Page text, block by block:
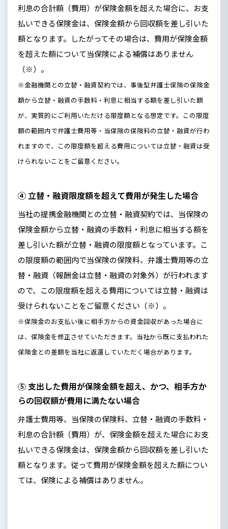
利息の合計額（費用）が保険金額を超えた場合に、お支
払いできる保険金は、保険金額から回収額を差し引いた
額となります。したがってその場合は、費用が保険金額
を超えた額について当保険による補償はありません
（※）。
※金融機関との立替・融資契約では、事後型弁護士保険の保険金
額から立替・融資の手数料・利息に相当する額を差し引いた額
が、実質的にご利用いただける限度額となる想定です。この限度
額の範囲内で弁護士費用等・当保険の保険料の立替・融資が行わ
れますので、この限度額を超える費用については立替・融資は受
けられないことをご留意ください。
④ 立替・融資限度額を超えて費用が発生した場合
当社の提携金融機関との立替・融資契約では、当保険の
保険金額から立替・融資の手数料・利息に相当する額を
差し引いた額が立替・融資の限度額となっています。こ
の限度額の範囲内で当保険の保険料、弁護士費用等の立
替・融資（報酬金は立替・融資の対象外）が行われます
ので、この限度額を超える費用については立替・融資は
受けられないことをご留意ください（※）。
※保険金のお支払い後に相手方からの資金回収があった場合に
は、保険金を修正させていただきます。当社から既に支払われた
保険金との差額を当社に返還していただく場合があります。
⑤ 支出した費用が保険金額を超え、かつ、相手方か
らの回収額が費用に満たない場合
弁護士費用等、当保険の保険料、立替・融資の手数料・
利息の合計額（費用）が、保険金額を超えた場合にお支
払いできる保険金は、保険金額から回収額を差し引いた
額となります。従って費用が保険金額を超えた額につい
ては、保険による補償はありません。